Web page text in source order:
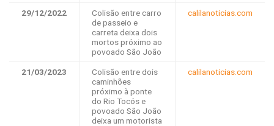
29/12/2022
Colisão entre carro
de passeio e
carreta deixa dois
mortos próximo ao
povoado São João
calilanoticias.com
21/03/2023
Colisão entre dois
caminhões
próximo à ponte
do Rio Tocós e
povoado São João
deixa um motorista
calilanoticias.com